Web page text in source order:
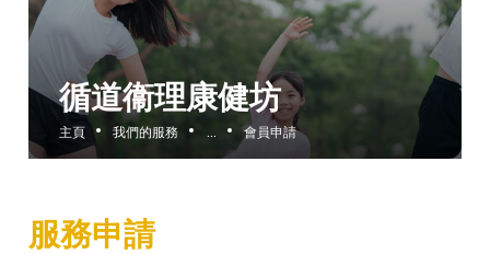
循道衞理康健坊
主頁 我們的服務 會員申請
服務申請